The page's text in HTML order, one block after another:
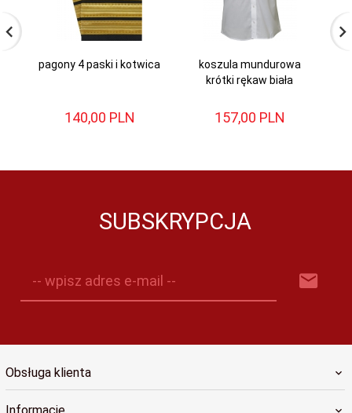
pagony 4 paski i kotwica
140,00 PLN
koszula mundurowa
krótki rękaw biała
157,00 PLN
SUBSKRYPCJA
-- wpisz adres e-mail --
Obsługa klienta